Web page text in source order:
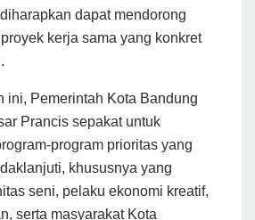
dapat mendorong
kerja sama yang konkret
ini, Pemerintah Kota Bandung
Prancis sepakat untuk
program prioritas yang
khususnya yang
seni, pelaku ekonomi kreatif,
serta masyarakat Kota